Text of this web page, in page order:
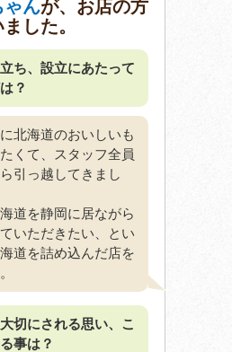
ゃんが、お店の方
した。
ち、設立にあたって
？
北海道のおいしいも
くて、スタッフ全員
引っ越してきまし
道を静岡に居ながら
いただきたい、とい
道を詰め込んだ店を
切にされる思い、こ
事は？